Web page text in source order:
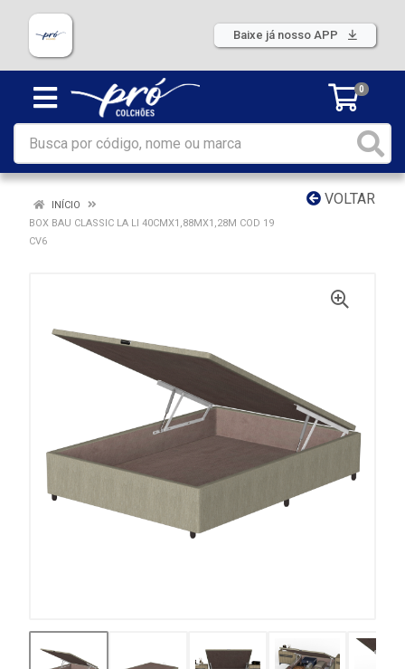
Baixe já nosso APP
0
VOLTAR
INÍCIO
BOX BAU CLASSIC LA LI 40CMX1,88MX1,28M COD 19
CV6